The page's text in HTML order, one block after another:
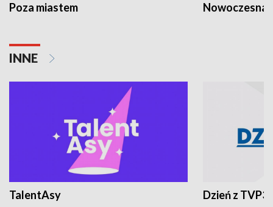
Poza miastem Nowoczesna
INNE
TalentAsy Dzień z TVP3